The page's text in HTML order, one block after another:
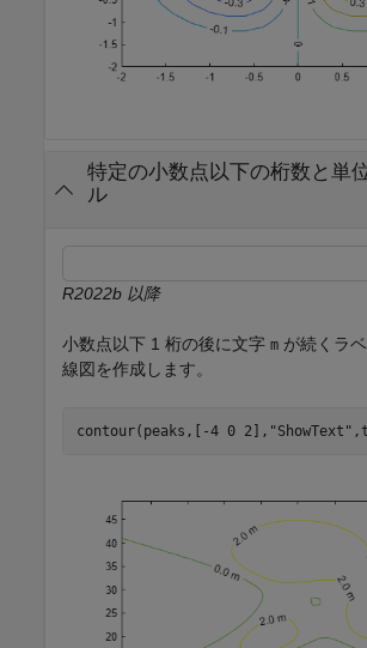
特定の小数点以下の桁数と単
ル
R2022b 以降
小数点以下 1 桁の後に文字 m が続くラ
線図を作成します。
contour(peaks,[-4 0 2], "ShowText"